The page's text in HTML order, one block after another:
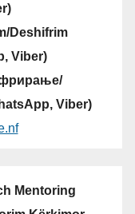
Deshifrim
Viber)
Viber)
Mentoring